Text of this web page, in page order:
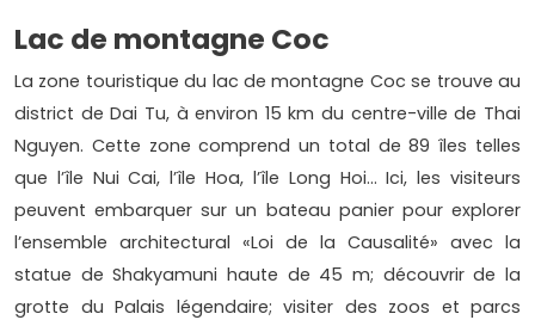
Lac de montagne Coc
La zone touristique du lac de montagne Coc se trouve au
district de Dai Tu, à environ 15 km du centre-ville de Thai
Nguyen. Cette zone comprend un total de 89 îles telles
que l’île Nui Cai, l’île Hoa, l’île Long Hoi… Ici, les visiteurs
peuvent embarquer sur un bateau panier pour explorer
l’ensemble architectural «Loi de la Causalité» avec la
statue de Shakyamuni haute de 45 m; découvrir de la
grotte du Palais légendaire; visiter des zoos et parcs